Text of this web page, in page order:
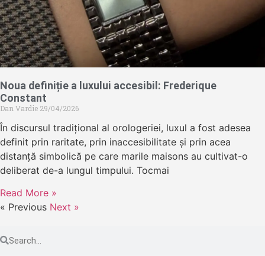
Noua definiție a luxului accesibil: Frederique
Constant
Dan Vardie 29/04/2026
În discursul tradițional al orologeriei, luxul a fost adesea
definit prin raritate, prin inaccesibilitate și prin acea
distanță simbolică pe care marile maisons au cultivat-o
deliberat de-a lungul timpului. Tocmai
Read More »
« Previous Next »